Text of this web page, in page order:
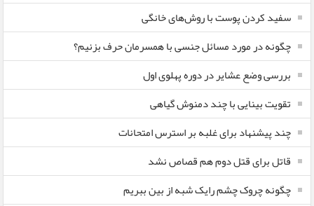
سفید کردن پوست با روش‌های خانگی
چگونه در مورد مسائل جنسی با همسرمان حرف بزنیم؟
بررسی وضع عشایر در دوره پهلوی اول
تقویت بینایی با چند دمنوش گیاهی
چند پیشنهاد برای غلبه بر استرس امتحانات
قاتل برای قتل دوم هم قصاص نشد
چگونه چروک چشم رایک شبه از بین ببریم